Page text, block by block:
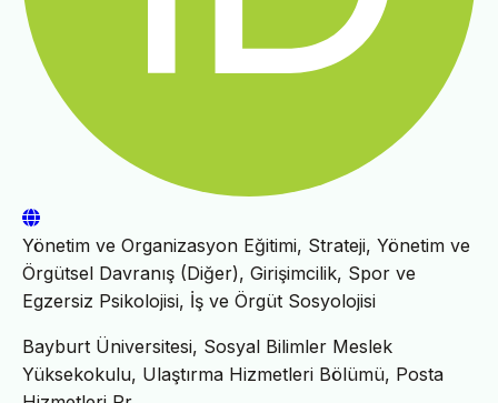
Yönetim ve Organizasyon Eğitimi, Strateji, Yönetim ve
Örgütsel Davranış (Diğer), Girişimcilik, Spor ve
Egzersiz Psikolojisi, İş ve Örgüt Sosyolojisi
Bayburt Üniversitesi, Sosyal Bilimler Meslek
Yüksekokulu, Ulaştırma Hizmetleri Bölümü, Posta